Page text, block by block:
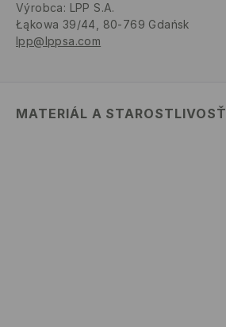
Výrobca: LPP S.A.
Łąkowa 39/44, 80-769 Gdańsk
lpp@lppsa.com
MATERIÁL A STAROSTLIVOSŤ